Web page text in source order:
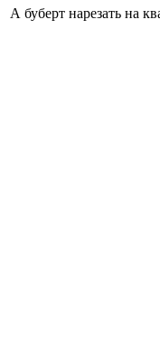
А буберт нарезать на